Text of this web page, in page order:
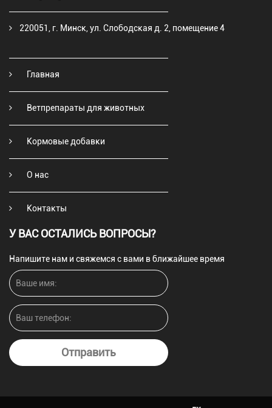
220051, г. Минск, ул. Слободская д. 2, помещение 4
Главная
Ветпрепараты для животных
Кормовые добавки
О нас
Контакты
У ВАС ОСТАЛИСЬ ВОПРОСЫ?
Напишите нам и свяжемся с вами в ближайшее время
Отправить